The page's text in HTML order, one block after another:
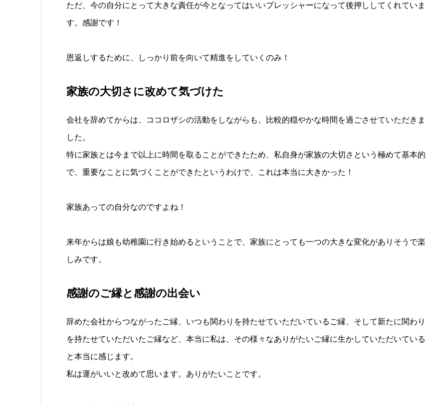
ただ、今の自分にとって大きな責任が今となってはいいプレッシャーになって後押ししてくれていま
す。感謝です！
恩返しするために、しっかり前を向いて精進をしていくのみ！
家族の大切さに改めて気づけた
会社を辞めてからは、ココロザシの活動をしながらも、比較的穏やかな時間を過ごさせていただきま
した。
特に家族とは今まで以上に時間を取ることができたため、私自身が家族の大切さという極めて基本的
で、重要なことに気づくことができたというわけで、これは本当に大きかった！
家族あっての自分なのですよね！
来年からは娘も幼稚園に行き始めるということで、家族にとっても一つの大きな変化がありそうで楽
しみです。
感謝のご縁と感謝の出会い
辞めた会社からつながったご縁、いつも関わりを持たせていただいているご縁、そして新たに関わり
を持たせていただいたご縁など、本当に私は、その様々なありがたいご縁に生かしていただいている
と本当に感じます。
私は運がいいと改めて思います。ありがたいことです。